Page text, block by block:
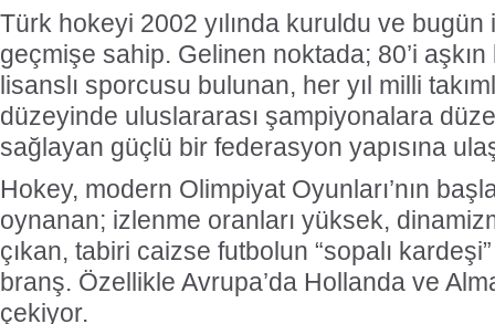
Türk hokeyi 2002 yılında kuruldu ve bugün
geçmişe sahip. Gelinen noktada; 80’i
lisanslı sporcusu bulunan, her yıl milli
düzeyinde uluslararası şampiyonalara
sağlayan güçlü bir federasyon yapısına
Hokey, modern Olimpiyat Oyunları’nın
oynanan; izlenme oranları yüksek,
çıkan, tabiri caizse futbolun “sopalı
branş. Özellikle Avrupa’da Hollanda ve
çekiyor.